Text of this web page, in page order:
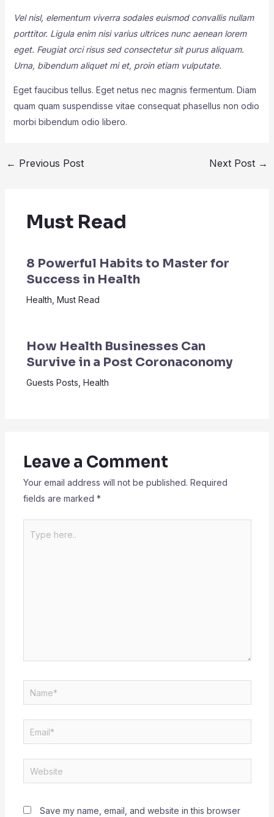
Vel nisl, elementum viverra sodales euismod convallis nullam
porttitor. Ligula enim nisi varius ultrices nunc aenean lorem
eget. Feugiat orci risus sed consectetur sit purus aliquam.
Urna, bibendum aliquet mi et, proin etiam vulputate.
Eget faucibus tellus. Eget netus nec magnis fermentum. Diam
quam quam suspendisse vitae consequat phasellus non odio
morbi bibendum odio libero.
← Previous Post Next Post →
Must Read
8 Powerful Habits to Master for
Success in Health
Health, Must Read
How Health Businesses Can
Survive in a Post Coronaconomy
Guests Posts, Health
Leave a Comment
Your email address will not be published. Required
fields are marked *
here..
Name*
Email*
Website
Save my name, email, and website in this browser